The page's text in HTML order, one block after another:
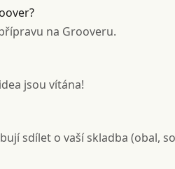
na Grooveru.
jsou vítána!
sdílet o vaší skladba (obal,